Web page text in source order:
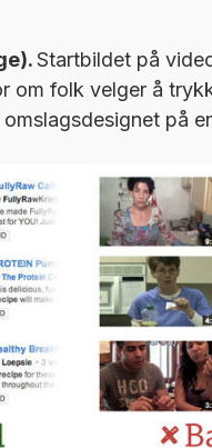
Startbildet på
om folk velger å
på